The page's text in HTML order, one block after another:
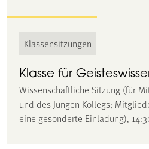
Klassensitzungen
Klasse für
Wissenschaftliche Sitzung (für
und des Jungen Kollegs;
eine gesonderte Einladung),